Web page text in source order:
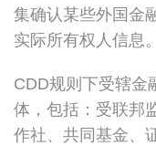
集确认某些外国金
实际所有权人信息。
CDD规则下受辖金
体，包括：受联邦
作社、共同基金、